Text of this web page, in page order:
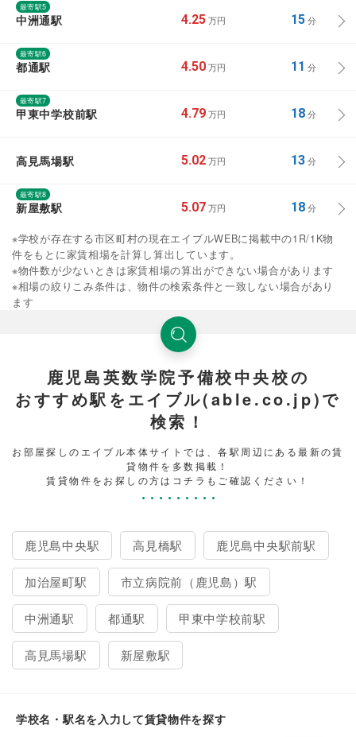
最寄駅5
中洲通駅 4.25 万円 15分
最寄駅6
都通駅 4.50 万円 11 分
最寄駅7
甲東中学校前駅 4.79 万円 18分
高見馬場駅 5.02 万円 13分
最寄駅8
新屋敷駅 5.07 万円 18分
※学校が存在する市区町村の現在エイブルWEBに掲載中の1R/1K物
件をもとに家賃相場を計算し算出しています。
※物件数が少ないときは家賃相場の算出ができない場合があります
※相場の絞りこみ条件は、物件の検索条件と一致しない場合があり
ます
鹿児島英数学院予備校中央校の
おすすめ駅をエイブル(able.co.jp)で
検索！
お部屋探しのエイブル本体サイトでは、各駅周辺にある最新の賃
貸物件を多数掲載！
賃貸物件をお探しの方はコチラもご確認ください！
鹿児島中央駅 高見橋駅 鹿児島中央駅前駅
加治屋町駅 市立病院前（鹿児島）駅
中洲通駅 都通駅 甲東中学校前駅
高見馬場駅 新屋敷駅
学校名・駅名を入力して賃貸物件を探す